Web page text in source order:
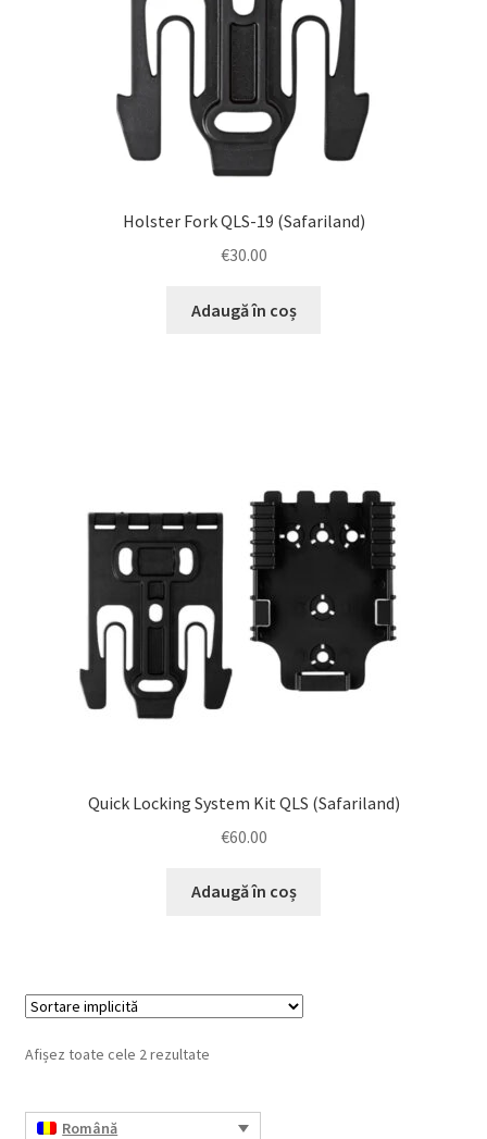
Disclaimer (Negare)
Holster Fork QLS-19 (Safariland)
€30.00
Adaugă în coș
Quick Locking System Kit QLS (Safariland)
€60.00
Adaugă în coș
Afișez toate cele 2 rezultate
Română